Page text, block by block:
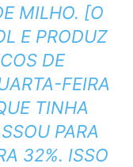
MILHO. [O
E PRODUZ
DE
FEIRA
TINHA
PARA
32%. ISSO